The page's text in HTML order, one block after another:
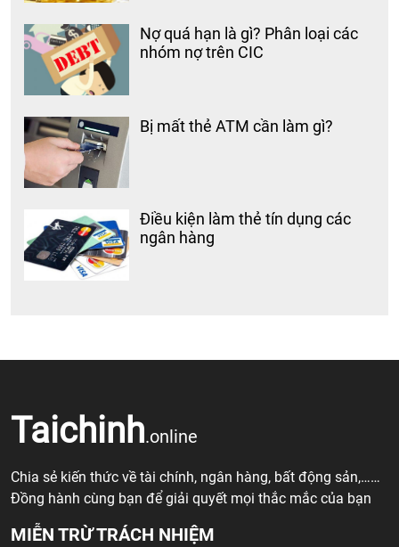
Nợ quá hạn là gì? Phân loại các
nhóm nợ trên CIC
Bị mất thẻ ATM cần làm gì?
Điều kiện làm thẻ tín dụng các
ngân hàng
Taichinh.online
Chia sẻ kiến thức về tài chính, ngân hàng, bất động sản,……
Đồng hành cùng bạn để giải quyết mọi thắc mắc của bạn
MIỄN TRỪ TRÁCH NHIỆM